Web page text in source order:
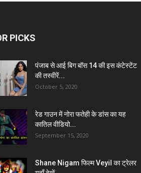
PICKS
पंजाब से आई बिग बॉस 14 की इस कंटेस्टेंट
की तस्वीरें...
October 5, 2020
रेड गाउन में नोरा फतेही के डांस का यह
कातिल वीडियो...
September 15, 2020
Shane Nigam फिल्म Veyil का ट्रेलर